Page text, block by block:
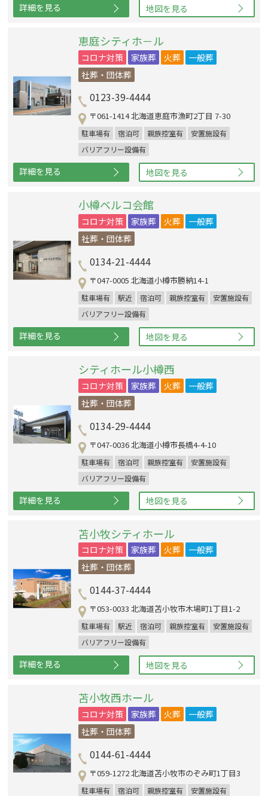
詳細を見る 地図を見る
恵庭シティホ－ル
コロナ対策 家族葬 火葬
一般葬
社葬・団体葬
0123-39-4444
〒061-1414 北海道恵庭市漁町2丁目 7-30
駐車場有 宿泊可 親族控室有
安置施設有
バリアフリー設備有
詳細を見る 地図を見る
小樽ベルコ会館
コロナ対策 家族葬 火葬
一般葬
社葬・団体葬
0134-21-4444
〒047-0005 北海道小樽市勝納14-1
駐車場有 駅近 宿泊可 親族控室有
安置施設有
バリアフリー設備有
詳細を見る 地図を見る
シティホール小樽西
コロナ対策 家族葬 火葬
一般葬
社葬・団体葬
0134-29-4444
〒047-0036 北海道小樽市長橋4-4-10
駐車場有 宿泊可 親族控室有
安置施設有
バリアフリー設備有
詳細を見る 地図を見る
苫小牧シティホール
コロナ対策 家族葬 火葬
一般葬
社葬・団体葬
0144-37-4444
〒053-0033 北海道苫小牧市木場町1丁目1-2
駐車場有 駅近 宿泊可 親族控室有
安置施設有
バリアフリー設備有
詳細を見る 地図を見る
苫小牧西ホール
コロナ対策 家族葬 火葬
一般葬
社葬・団体葬
0144-61-4444
〒059-1272 北海道苫小牧市のぞみ町1丁目3
駐車場有 宿泊可 親族控室有
安置施設有